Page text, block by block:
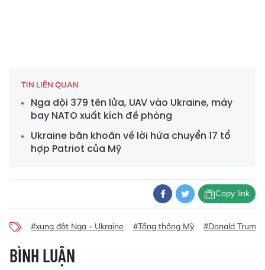
TIN LIÊN QUAN
Nga dội 379 tên lửa, UAV vào Ukraine, máy
bay NATO xuất kích đề phòng
Ukraine băn khoăn về lời hứa chuyển 17 tổ
hợp Patriot của Mỹ
Copy link
#xung đột Nga - Ukraine #Tổng thống Mỹ #Donald Trump
BÌNH LUẬN